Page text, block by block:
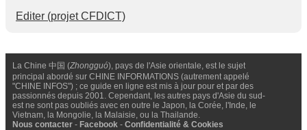
Editer (projet CFDICT)
La Chine 中国 (Zhongguó), pays de l'Asie orientale, est le sujet
principal abordé sur CHINE INFORMATIONS (autrement appelé
"CHINE INFOS") ; ce guide en ligne est mis à jour pour et par des
passionnés depuis 2001. Cependant, les autres pays d'Asie du sud-
est ne sont pas oubliés avec en outre le Japon, la Corée, l'Inde, le
Vietnam, la Mongolie, la Malaisie, ou la Thailande.
Nous contacter - Facebook - Confidentialité & Cookies